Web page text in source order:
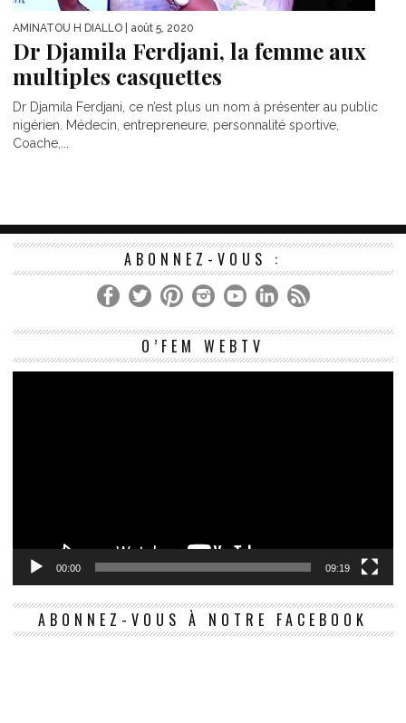
AMINATOU H DIALLO | août 5, 2020
Dr Djamila Ferdjani, la femme aux
multiples casquettes
Dr Djamila Ferdjani, ce n’est plus un nom à présenter au public
nigérien. Médecin, entrepreneure, personnalité sportive,
Coache,...
ABONNEZ-VOUS :
O’FEM WEBTV
00:00 09:19
ABONNEZ-VOUS À NOTRE FACEBOOK